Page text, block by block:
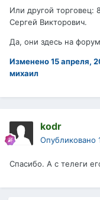
Или другой торговец:
Сергей Викторович.
Да, они здесь на
Изменено15 апреля,
михаил
kodr
Опубликовано
Спасибо. А с телеги